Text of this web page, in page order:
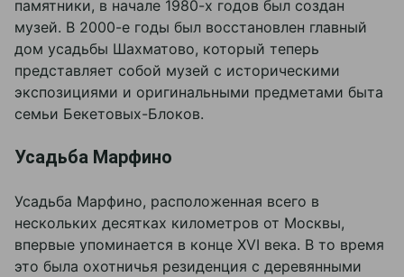
памятники, в начале 1980-х годов был создан
музей. В 2000-е годы был восстановлен главный
дом усадьбы Шахматово, который теперь
представляет собой музей с историческими
экспозициями и оригинальными предметами быта
семьи Бекетовых-Блоков.
Усадьба Марфино
Усадьба Марфино, расположенная всего в
нескольких десятках километров от Москвы,
впервые упоминается в конце XVI века. В то время
это была охотничья резиденция с деревянными